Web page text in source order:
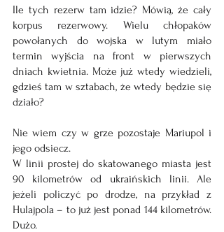
Ile tych rezerw tam idzie? Mówią, że cały
korpus rezerwowy. Wielu chłopaków
powołanych do wojska w lutym miało
termin wyjścia na front w pierwszych
dniach kwietnia. Może już wtedy wiedzieli,
gdzieś tam w sztabach, że wtedy będzie się
działo?
Nie wiem czy w grze pozostaje Mariupol i
jego odsiecz.
W linii prostej do skatowanego miasta jest
90 kilometrów od ukraińskich linii. Ale
jeżeli policzyć po drodze, na przykład z
Hulajpola – to już jest ponad 144 kilometrów.
Dużo.